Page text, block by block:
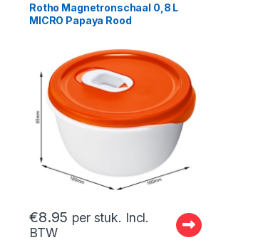
Rotho Magnetronschaal 0,8 L
MICRO Papaya Rood
€8.95 per stuk. Incl.
BTW